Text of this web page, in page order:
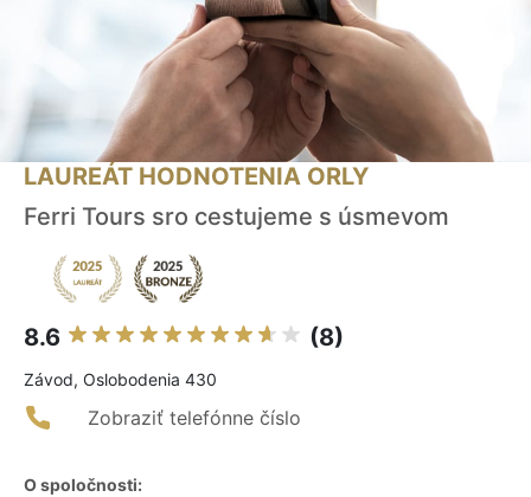
LAUREÁT HODNOTENIA ORLY
Ferri Tours sro cestujeme s úsmevom
8.6 (8)
Závod, Oslobodenia 430
Zobraziť telefónne číslo
O spoločnosti: